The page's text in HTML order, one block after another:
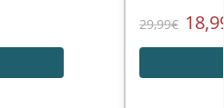
29,99€